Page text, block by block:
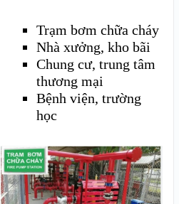
Trạm bơm chữa cháy
Nhà xưởng, kho bãi
Chung cư, trung tâm
thương mại
Bệnh viện, trường
học